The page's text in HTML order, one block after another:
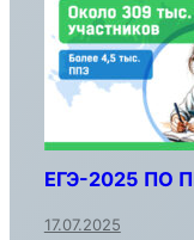
ЕГЭ-2025 ПО
17.07.2025